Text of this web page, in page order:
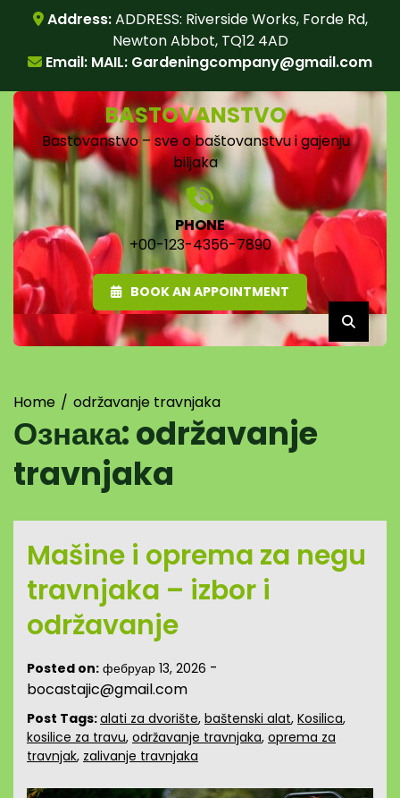
content
Address:ADDRESS: Riverside Works, Forde Rd,
Newton Abbot, TQ12 4AD
Email: MAIL: Gardeningcompany@gmail.com
BASTOVANSTVO
Bastovanstvo – sve o baštovanstvu i gajenju
biljaka
PHONE
+00-123-4356-7890
BOOK AN APPOINTMENT
Home održavanje travnjaka
Ознака:održavanje
travnjaka
Mašine i oprema za negu
travnjaka – izbor i
održavanje
Posted on: фебруар 13, 2026 -
bocastajic@gmail.com
Post Tags:alati za dvorište, baštenski alat, Kosilica,
kosilice za travu, održavanje travnjaka, oprema za
travnjak, zalivanje travnjaka